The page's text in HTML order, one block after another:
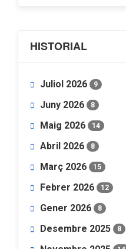
HISTORIAL
Juliol 2026 9
Juny 2026 8
Maig 2026 14
Abril 2026 8
Març 2026 15
Febrer 2026 12
Gener 2026 8
Desembre 2025 8